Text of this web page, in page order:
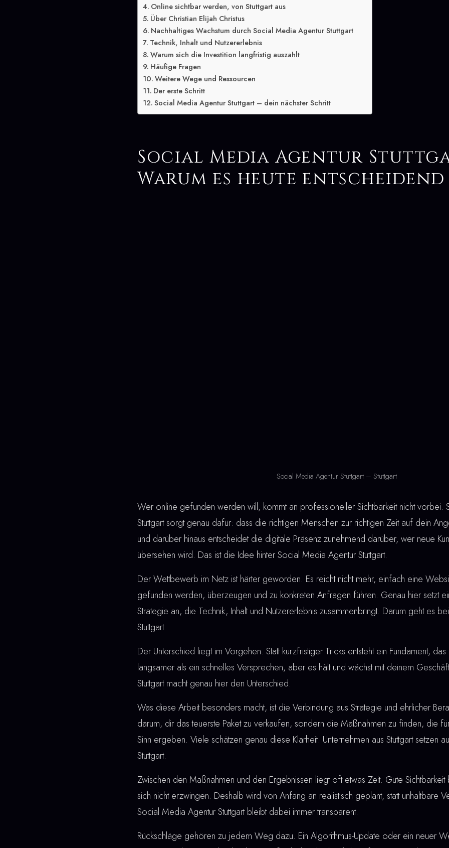
Online sichtbar werden, von Stuttgart aus
Über Christian Elijah Christus
Nachhaltiges Wachstum durch Social Media Agentur Stuttgart
Technik, Inhalt und Nutzererlebnis
Warum sich die Investition langfristig auszahlt
Häufige Fragen
Weitere Wege und Ressourcen
Der erste Schritt
Social Media Agentur Stuttgart – dein nächster Schritt
Social Media Agentur
Warum es heute
Social Media Agentur Stuttgart – Stuttgart
Wer online gefunden werden will, kommt an professioneller Sichtbarkeit nicht vorbei.
Stuttgart sorgt genau dafür: dass die richtigen Menschen zur richtigen Zeit auf dein
und darüber hinaus entscheidet die digitale Präsenz zunehmend darüber, wer neue
übersehen wird. Das ist die Idee hinter Social Media Agentur Stuttgart.
Der Wettbewerb im Netz ist härter geworden. Es reicht nicht mehr, einfach eine
gefunden werden, überzeugen und zu konkreten Anfragen führen. Genau hier setzt
Strategie an, die Technik, Inhalt und Nutzererlebnis zusammenbringt. Darum geht es
Stuttgart.
Der Unterschied liegt im Vorgehen. Statt kurzfristiger Tricks entsteht ein Fundament,
langsamer als ein schnelles Versprechen, aber es hält und wächst mit deinem
Stuttgart macht genau hier den Unterschied.
Was diese Arbeit besonders macht, ist die Verbindung aus Strategie und ehrlicher
darum, dir das teuerste Paket zu verkaufen, sondern die Maßnahmen zu finden, die
Sinn ergeben. Viele schätzen genau diese Klarheit. Unternehmen aus Stuttgart setzen
Stuttgart.
Zwischen den Maßnahmen und den Ergebnissen liegt oft etwas Zeit. Gute Sichtbarkeit
sich nicht erzwingen. Deshalb wird von Anfang an realistisch geplant, statt unhaltbare
Social Media Agentur Stuttgart bleibt dabei immer transparent.
Rückschläge gehören zu jedem Weg dazu. Ein Algorithmus-Update oder ein neuer